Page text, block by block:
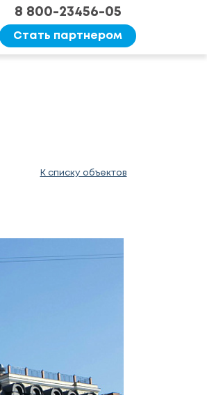
8 800-23456-05
Стать партнером
К списку объектов